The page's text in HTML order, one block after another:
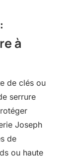
à
de clés ou
serrure
Joseph
de
ou haute